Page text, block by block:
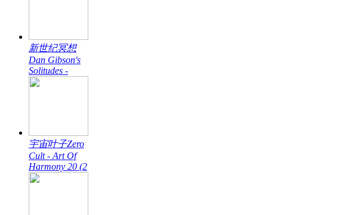
新世纪冥想
Dan Gibson's
Solitudes -
宇宙叶子Zero
Cult - Art Of
Harmony 20 (2